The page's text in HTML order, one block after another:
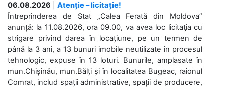
06.08.2026
Atenție – licitație!
Întreprinderea de Stat „Calea Ferată din Moldova”
anunță: la 11.08.2026, ora 09.00, va avea loc licitaţia cu
strigare privind darea în locațiune, pe un termen de
până la 3 ani, a 13 bunuri imobile neutilizate în procesul
tehnologic, expuse în 13 loturi. Bunurile, amplasate în
mun.Chișinău, mun.Bălți și în localitatea Bugeac, raionul
Comrat, includ spații administrative, spații de producere,